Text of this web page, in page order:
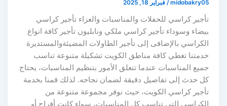
midobakry05
/فبراير 18, 2025
تأجير كراسي للحفلات والمناسبات والعزاء تأجير كراسي
بيضاء وسوداء تأجير كراسي ملكي ونابليون تأجير كافة انواع
الكراسي بالإضافى إلى تأجير الطاولات المضيئةوالمستديرة
خدمتنا تغطي كافة مناطق الكويت تشكيلة متنوعة تناسب
جميع المناسبات عندما تتعلق الأمور بتنظيم المناسبات، يحتاج
كل حدث إلى تفاصيل دقيقة لضمان نجاحه. لذلك قمنا بخدمة
تأجير كراسي الكويت، حيث نوفر مجموعة متنوعة من
الكراسي التي تناسب كل المناسبات، سواء كانت أفراح أو